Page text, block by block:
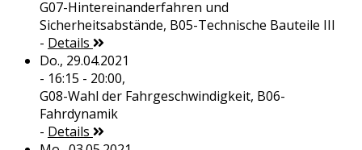
G07-Hintereinanderfahren und
Sicherheitsabstände, B05-Technische Bauteile III
- Details
Do., 29.04.2021
- 16:15 - 20:00,
G08-Wahl der Fahrgeschwindigkeit, B06-
Fahrdynamik
- Details